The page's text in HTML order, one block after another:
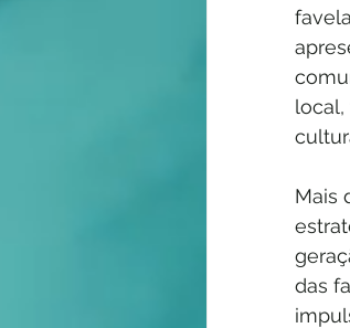
Mais
das